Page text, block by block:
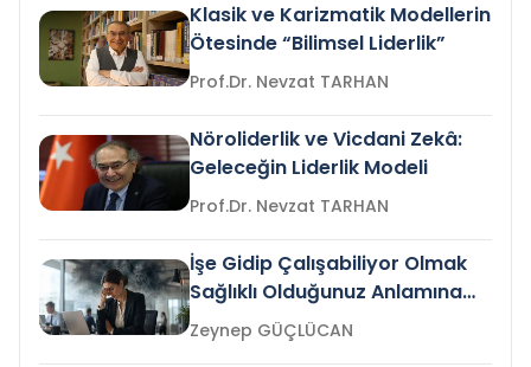
Klasik ve Karizmatik Modellerin
Ötesinde “Bilimsel Liderlik”
Prof.Dr. Nevzat TARHAN
Nöroliderlik ve Vicdani Zekâ:
Geleceğin Liderlik Modeli
Prof.Dr. Nevzat TARHAN
İşe Gidip Çalışabiliyor Olmak
Sağlıklı Olduğunuz Anlamına
Gelir mi?Zeynep GÜÇLÜCAN